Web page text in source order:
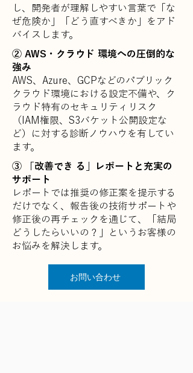
し、開発者が理解しやすい言葉で「な
ぜ危険か」「どう直すべきか」をアド
バイスします。
② AWS・クラウド 環境への圧倒的な
強み
AWS、Azure、GCPなどのパブリック
クラウド環境における設定不備や、ク
ラウド特有のセキュリティリスク
（IAM権限、S3バケット公開設定な
ど）に対する診断ノウハウを有してい
ます。
③ 「改善でき る」レポートと充実の
サポート
レポートでは推奨の修正案を提示する
だけでなく、報告後の技術サポートや
修正後の再チェックを通じて、「結局
どうしたらいいの？」というお客様の
お悩みを解決します。
お問い合わせ